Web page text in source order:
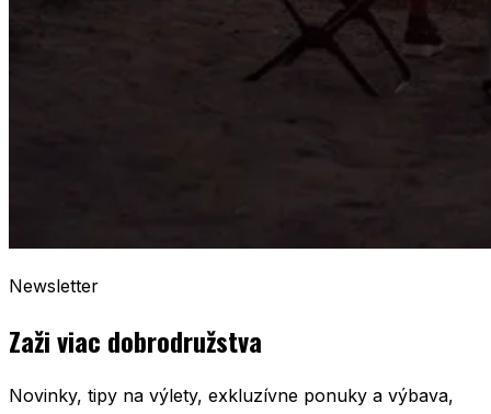
Newsletter
Zaži viac dobrodružstva
Novinky, tipy na výlety, exkluzívne ponuky a výbava,